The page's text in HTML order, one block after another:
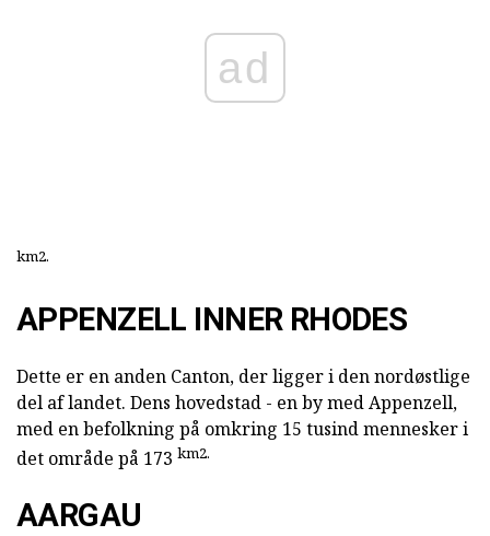
ad
km2.
APPENZELL INNER RHODES
Dette er en anden Canton, der ligger i den nordøstlige
del af landet. Dens hovedstad - en by med Appenzell,
med en befolkning på omkring 15 tusind mennesker i
det område på 173 km2.
AARGAU